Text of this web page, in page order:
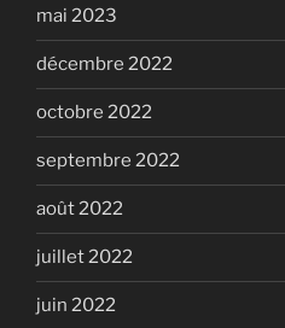
mai 2023
décembre 2022
octobre 2022
septembre 2022
août 2022
juillet 2022
juin 2022